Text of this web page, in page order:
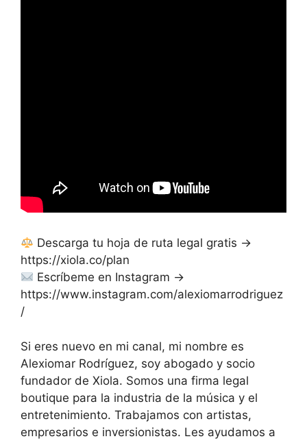
Descarga tu hoja de ruta legal gratis →
https://xiola.co/plan
Escríbeme en Instagram →
https://www.instagram.com/alexiomarrodriguez
/
Si eres nuevo en mi canal, mi nombre es
Alexiomar Rodríguez, soy abogado y socio
fundador de Xiola. Somos una firma legal
boutique para la industria de la música y el
entretenimiento. Trabajamos con artistas,
empresarios e inversionistas. Les ayudamos a